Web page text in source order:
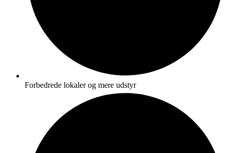
Forbedrede lokaler og mere udstyr